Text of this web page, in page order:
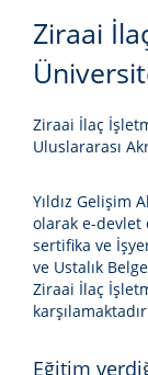
Ziraai
Ziraai İlaç
Uluslararası
Yıldız Gelişim
olarak e-devlet
sertifika ve
ve Ustalık
Ziraai İlaç
Eğitim